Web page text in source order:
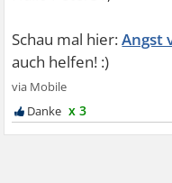
Angst
x 3